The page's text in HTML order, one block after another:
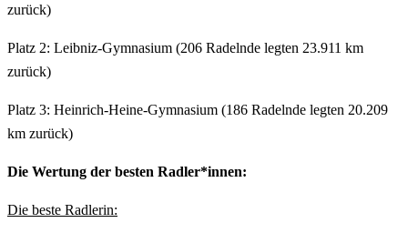
zurück)
Platz 2: Leibniz-Gymnasium (206 Radelnde legten 23.911 km
zurück)
Platz 3: Heinrich-Heine-Gymnasium (186 Radelnde legten 20.209
km zurück)
Die Wertung der besten Radler*innen:
Die beste Radlerin: